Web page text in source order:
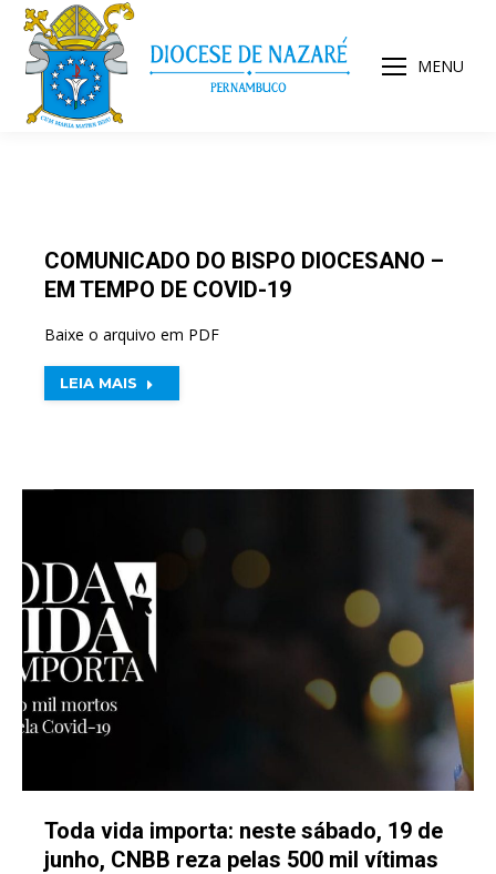
MENU
COMUNICADO DO BISPO DIOCESANO –
EM TEMPO DE COVID-19
Baixe o arquivo em PDF
LEIA MAIS
Toda vida importa: neste sábado, 19 de
junho, CNBB reza pelas 500 mil vítimas